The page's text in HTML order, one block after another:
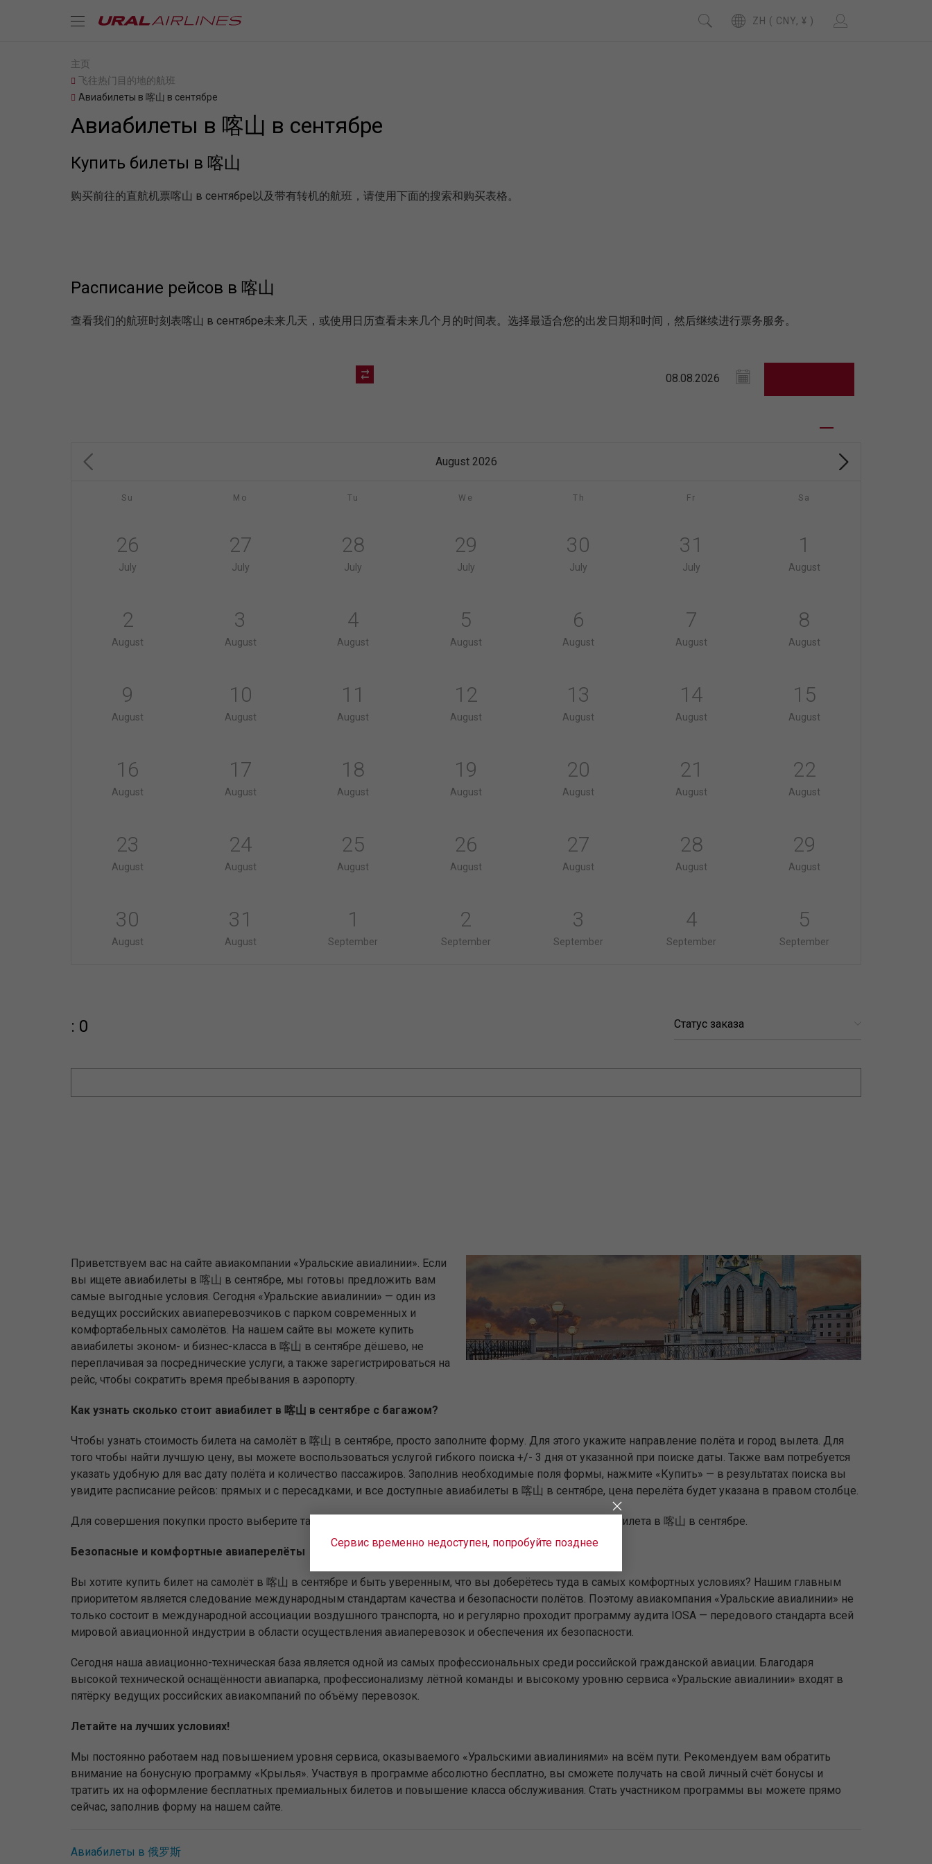
ZH ( CNY, ¥ )
主页
飞往热门目的地的航班
Авиабилеты в 喀山 в сентябре
Авиабилеты в 喀山 в сентябре
Купить билеты в 喀山
购买前往的直航机票喀山 в сентябре以及带有转机的航班，请使用下面的搜索和购买表格。
Расписание рейсов в 喀山
查看我们的航班时刻表喀山 в сентябре未来几天，或使用日历查看未来几个月的时间表。选择最适合您的出发日期和时间，然后继续进行票务服务。
August 2026
Su Mo Tu We Th Fr Sa
26
July
27
July
28
July
29
July
30
July
31
July
1
August
2
August
3
August
4
August
5
August
6
August
7
August
8
August
9
August
10
August
11
August
12
August
13
August
14
August
15
August
16
August
17
August
18
August
19
August
20
August
21
August
22
August
23
August
24
August
25
August
26
August
27
August
28
August
29
August
30
August
31
August
1
September
2
September
3
September
4
September
5
September
: 0
Приветствуем вас на сайте авиакомпании «Уральские авиалинии». Если
вы ищете авиабилеты в 喀山 в сентябре, мы готовы предложить вам
самые выгодные условия. Сегодня «Уральские авиалинии» — один из
ведущих российских авиаперевозчиков с парком современных и
комфортабельных самолётов. На нашем сайте вы можете купить
авиабилеты эконом- и бизнес-класса в 喀山 в сентябре дёшево, не
переплачивая за посреднические услуги, а также зарегистрироваться на
рейс, чтобы сократить время пребывания в аэропорту.
Как узнать сколько стоит авиабилет в 喀山 в сентябре с багажом?
Чтобы узнать стоимость билета на самолёт в 喀山 в сентябре, просто заполните форму. Для этого укажите направление полёта и город вылета. Для
того чтобы найти лучшую цену, вы можете воспользоваться услугой гибкого поиска +/- 3 дня от указанной при поиске даты. Также вам потребуется
указать удобную для вас дату полёта и количество пассажиров. Заполнив необходимые поля формы, нажмите «Купить» — в результатах поиска вы
увидите расписание рейсов: прямых и с пересадками, и все доступные авиабилеты в 喀山 в сентябре, цена перелёта будет указана в правом столбце.
Для совершения покупки просто выберите тариф — именно от этого во многом зависит стоимость авиабилета в 喀山 в сентябре.
Безопасные и комфортные авиаперелёты
Вы хотите купить билет на самолёт в 喀山 в сентябре и быть уверенным, что вы доберётесь туда в самых комфортных условиях? Нашим главным
приоритетом является следование международным стандартам качества и безопасности полётов. Поэтому авиакомпания «Уральские авиалинии» не
только состоит в международной ассоциации воздушного транспорта, но и регулярно проходит программу аудита IOSA — передового стандарта всей
мировой авиационной индустрии в области осуществления авиаперевозок и обеспечения их безопасности.
Сегодня наша авиационно-техническая база является одной из самых профессиональных среди российской гражданской авиации. Благодаря
высокой технической оснащённости авиапарка, профессионализму лётной команды и высокому уровню сервиса «Уральские авиалинии» входят в
пятёрку ведущих российских авиакомпаний по объёму перевозок.
Летайте на лучших условиях!
Мы постоянно работаем над повышением уровня сервиса, оказываемого «Уральскими авиалиниями» на всём пути. Рекомендуем вам обратить
внимание на бонусную программу «Крылья». Участвуя в программе абсолютно бесплатно, вы сможете получать на свой личный счёт бонусы и
тратить их на оформление бесплатных премиальных билетов и повышение класса обслуживания. Стать участником программы вы можете прямо
сейчас, заполнив форму на нашем сайте.
Авиабилеты в 俄罗斯
Сервис временно недоступен, попробуйте позднее